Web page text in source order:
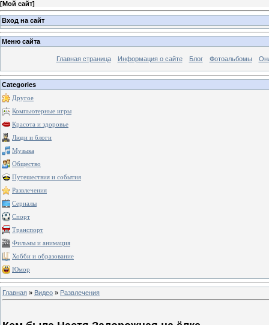
[Мой сайт]
Вход на сайт
Меню сайта
Главная страница Информация о сайте Блог Фотоальбомы
Categories
Другое
Компьютерные игры
Красота и здоровье
Люди и блоги
Музыка
Общество
Путешествия и события
Развлечения
Сериалы
Спорт
Транспорт
Фильмы и анимация
Хобби и образование
Юмор
Главная » Видео » Развлечения